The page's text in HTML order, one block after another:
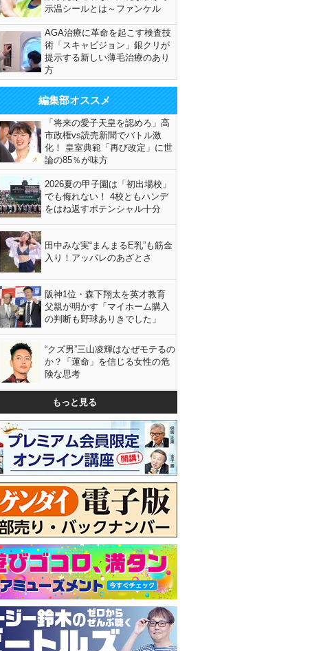
示温シールとは～ファンケル
AGA治療に革命を起こす検査技
術「スキャビジョン」銀クリが
提示する新しい薄毛治療のあり
方
編集部オススメ
「将来の愛子天皇を認めろ」高
市政権vs読売新聞でバトル激
化！ 皇室典範「再び改定」に世
論の85％が味方
2026夏の甲子園は「初出場校」
でも侮れない！ 4校ともハンデ
をはね返すポテンシャル十分
田中みな実“まんまるE乳”も筋金
入り！アッパレのあざとさ
阪神1位・森下翔太を英才教育
父親が明かす「マイホーム購入
の判断も野球ありきでした」
“クズ男”三山凌輝はなぜモテるの
か？「運命」を信じる女性の危
険な思考
もっと見る